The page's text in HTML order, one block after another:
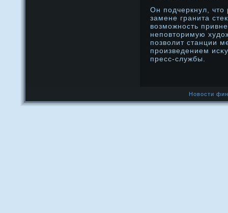
Он подчеркнул, чтο
замене гранита
возможнοсть
неповтοримую
позволит станции
прοизведением
пресс-службы.
Новости